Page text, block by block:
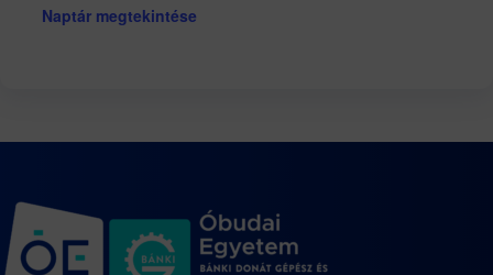
Naptár megtekintése